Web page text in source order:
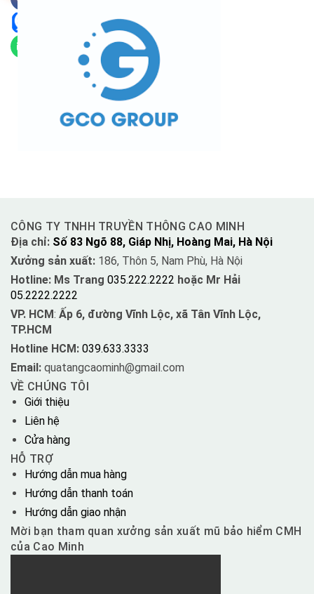
CÔNG TY TNHH TRUYỀN THÔNG CAO MINH
Địa chỉ: Số 83 Ngõ 88, Giáp Nhị, Hoàng Mai, Hà Nội
Xưởng sản xuất: 186, Thôn 5, Nam Phù, Hà Nội
Hotline: Ms Trang 035.222.2222 hoặc Mr Hải
05.2222.2222
VP. HCM: Ấp 6, đường Vĩnh Lộc, xã Tân Vĩnh Lộc,
TP.HCM
Hotline HCM: 039.633.3333
Email: quatangcaominh@gmail.com
VỀ CHÚNG TÔI
Giới thiệu
Liên hệ
Cửa hàng
HỖ TRỢ
Hướng dẫn mua hàng
Hướng dẫn thanh toán
Hướng dẫn giao nhận
Mời bạn tham quan xưởng sản xuất mũ bảo hiểm CMH
của Cao Minh